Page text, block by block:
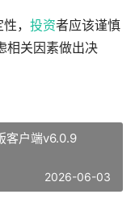
， 投资者应该谨慎
相关因素做出决
客户端v6.0.9
2026-06-03